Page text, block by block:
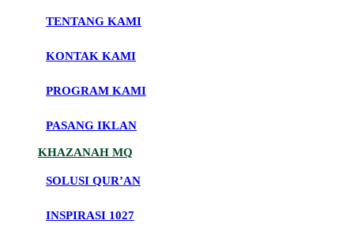
TENTANG KAMI
KONTAK KAMI
PROGRAM KAMI
PASANG IKLAN
KHAZANAH MQ
SOLUSI QUR’AN
INSPIRASI 1027